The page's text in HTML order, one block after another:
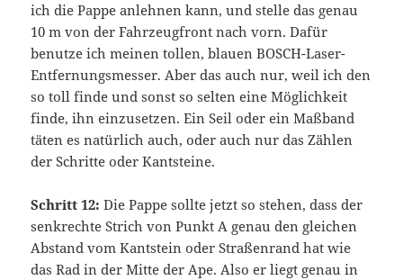
ich die Pappe anlehnen kann, und stelle das genau
10 m von der Fahrzeugfront nach vorn. Dafür
benutze ich meinen tollen, blauen BOSCH-Laser-
Entfernungsmesser. Aber das auch nur, weil ich den
so toll finde und sonst so selten eine Möglichkeit
finde, ihn einzusetzen. Ein Seil oder ein Maßband
täten es natürlich auch, oder auch nur das Zählen
der Schritte oder Kantsteine.
Schritt 12: Die Pappe sollte jetzt so stehen, dass der
senkrechte Strich von Punkt A genau den gleichen
Abstand vom Kantstein oder Straßenrand hat wie
das Rad in der Mitte der Ape. Also er liegt genau in